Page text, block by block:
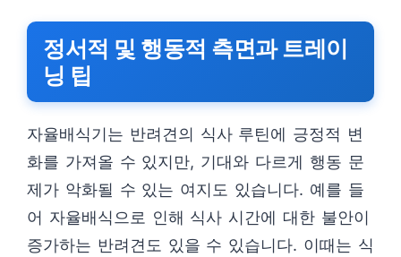
정서적 및 행동적 측면과 트레이
닝 팁
자율배식기는 반려견의 식사 루틴에 긍정적 변
화를 가져올 수 있지만, 기대와 다르게 행동 문
제가 악화될 수 있는 여지도 있습니다. 예를 들
어 자율배식으로 인해 식사 시간에 대한 불안이
증가하는 반려견도 있을 수 있습니다. 이때는 식